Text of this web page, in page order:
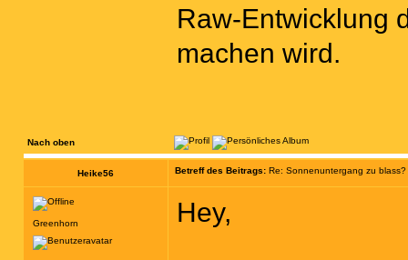
Raw-Entwicklung
machen wird.
Nach oben
Heike56 Betreff des Beitrags: Re: Sonnenuntergang zu blass?
Greenhorn Hey,